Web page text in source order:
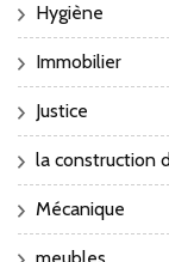
Hygiène
Immobilier
Justice
la construction
Mécanique